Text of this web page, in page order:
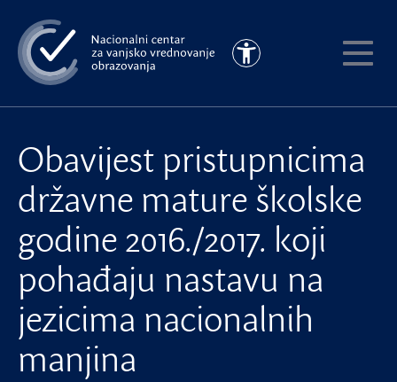
na
glavni
sadržaj
Pristupačnost
Obavijest pristupnicima
državne mature školske
godine 2016./2017. koji
pohađaju nastavu na
jezicima nacionalnih
manjina